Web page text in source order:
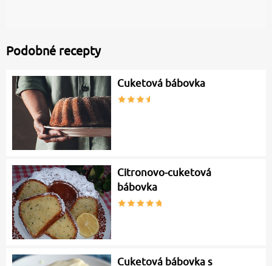
Podobné recepty
Cuketová bábovka
Citronovo-cuketová
bábovka
Cuketová bábovka s